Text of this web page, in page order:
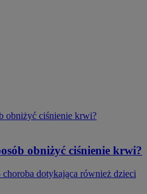
obniżyć ciśnienie krwi?